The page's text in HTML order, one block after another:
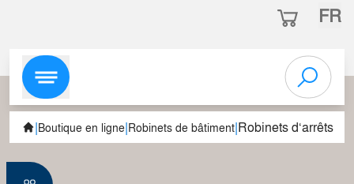
FR
|Boutique en ligne|Robinets de bâtiment|Robinets d‘arrêts